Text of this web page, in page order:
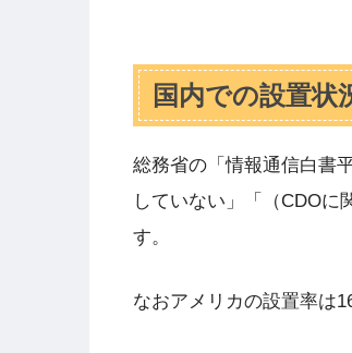
国内での設置状
総務省の「情報通信白書
していない」「（CDOに
す。
なおアメリカの設置率は